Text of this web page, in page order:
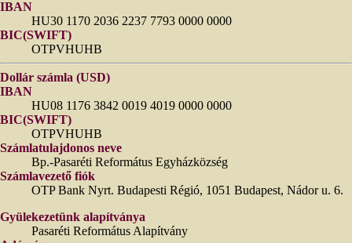
IBAN
HU30 1170 2036 2237 7793 0000 0000
BIC(SWIFT)
OTPVHUHB
Dollár számla (USD)
IBAN
HU08 1176 3842 0019 4019 0000 0000
BIC(SWIFT)
OTPVHUHB
Számlatulajdonos neve
Bp.-Pasaréti Református Egyházközség
Számlavezető fiók
OTP Bank Nyrt. Budapesti Régió, 1051 Budapest, Nádor u. 6.
Gyülekezetünk alapítványa
Pasaréti Református Alapítvány